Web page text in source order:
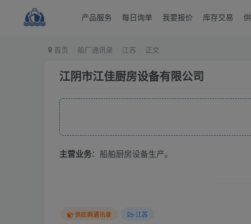
产品服务 每日询单 我要报价 库存交易
首页 船厂通讯录 江苏 正文
江阴市江佳厨房设备有限公司
主营业务：船舶厨房设备生产。
供应商通讯录 江苏